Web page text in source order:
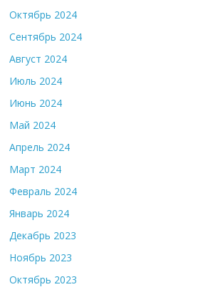
Октябрь 2024
Сентябрь 2024
Август 2024
Июль 2024
Июнь 2024
Май 2024
Апрель 2024
Март 2024
Февраль 2024
Январь 2024
Декабрь 2023
Ноябрь 2023
Октябрь 2023